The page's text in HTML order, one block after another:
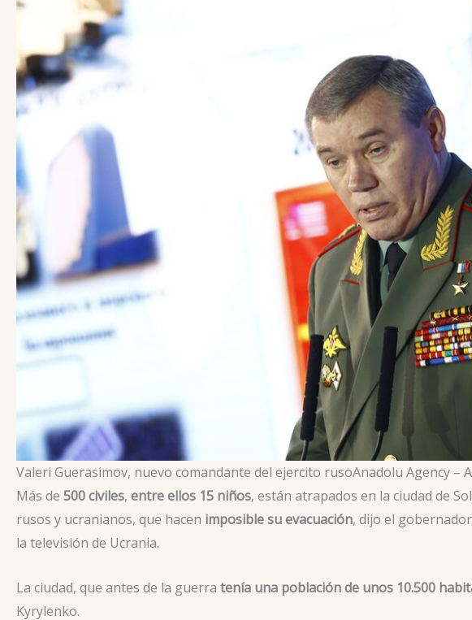
Valeri Guerasimov, nuevo comandante del ejercito rusoAnadolu Agency –
Más de 500 civiles, entre ellos 15 niños, están atrapados en la ciudad de
rusos y ucranianos, que hacen imposible su evacuación, dijo el
la televisión de Ucrania.
La ciudad, que antes de la guerra tenía una población de unos 10.500
Kyrylenko.